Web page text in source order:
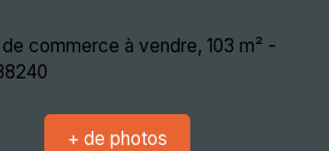
+ de photos